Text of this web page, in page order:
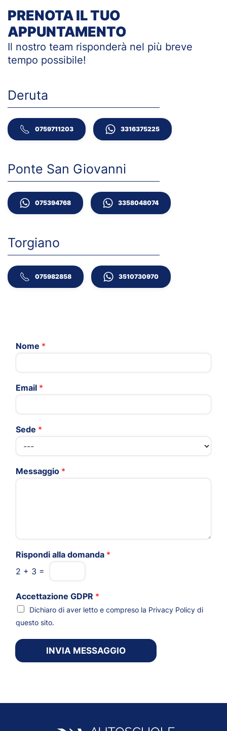
PRENOTA IL TUO
APPUNTAMENTO
Il nostro team risponderà nel più breve
tempo possibile!
Deruta
0759711203 3316375225
Ponte San Giovanni
075394768 3358048074
Torgiano
075982858 3510730970
Nome *
Email *
Sede *
Messaggio *
Rispondi alla domanda *
2 + 3 =
Accettazione GDPR *
Dichiaro di aver letto e compreso la Privacy Policy di
questo sito.
INVIA MESSAGGIO